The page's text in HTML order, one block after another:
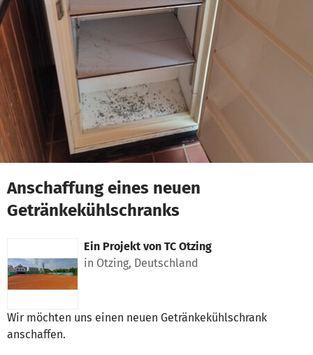
Zum Hauptinhalt springen
Erklärung zur Barrierefreiheit anzeigen
Anschaffung eines neuen
Getränkekühlschranks
Ein Projekt von TC Otzing
in Otzing, Deutschland
Wir möchten uns einen neuen Getränkekühlschrank
anschaffen.